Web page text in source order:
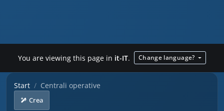
You are viewing this page in it-IT. Change language?
Start Centrali operative
Crea